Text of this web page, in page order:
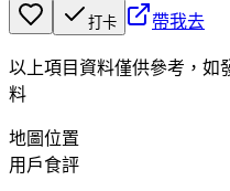
打卡 帶我去
以上項目資料僅供參考，如
料
地圖位置
用戶食評